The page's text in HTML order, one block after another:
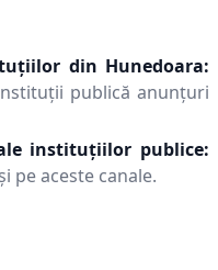
din Hunedoara:
publică anunțuri
instituțiilor publice:
pe aceste canale.